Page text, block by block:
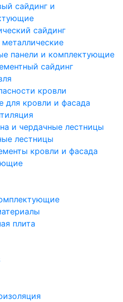
сайдинг и
сайдинг
панели и комплектующие
сайдинг
кровли
для кровли и фасада
и чердачные лестницы
лестницы
кровли и фасада
плита